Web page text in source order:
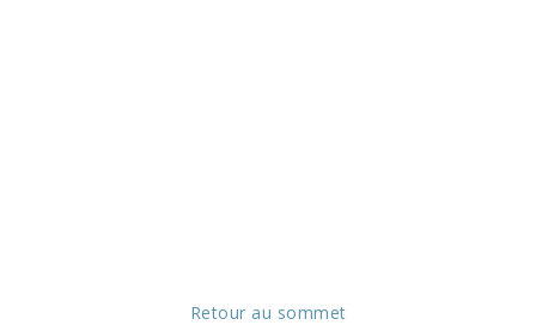
Retour au sommet